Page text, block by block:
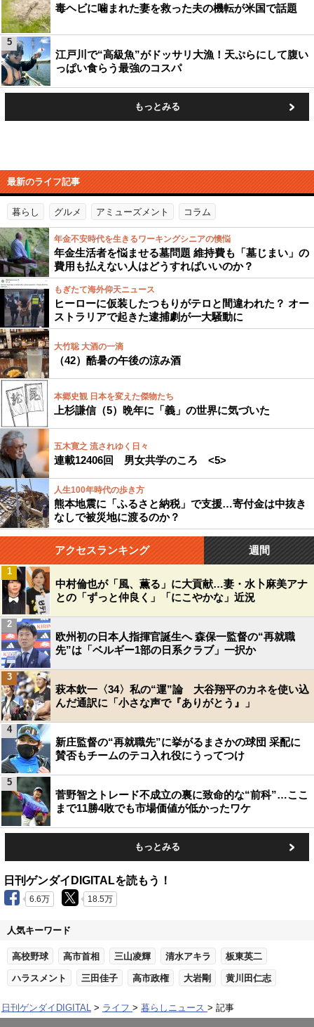
毒ヘビに噛まれた妻を救った夫の機転が米国で話題
江戸川で“高級魚”がドッサリ大漁！天ぷらにして腹い
っぱい食らう最強のコスパ
5
もっとみる
最新のライフ記事
暮らし グルメ アミューズメント コラム
年金不安時代を生きるワーキングシニアの懊悩
年金生活者を悩ませる墓問題 維持費も「墓じまい」の
費用も払えない人はどうすればいいのか？
もぎたて海外仰天ニュース
ヒーローに仮装したつもりがテロと間違われた？ オー
ストラリアで起きた逮捕劇が一大騒動に
大竹聡 大酒の一滴
（42）酷暑の午後の涼み酒
本郷史観 日本を変えた傑物たち
上杉謙信（5）晩年に「義」の世界に気づいた
五木寛之 流されゆく日々
連載12406回 男女共学のころ <5>
人生100年時代の歩き方
熊本地震に「ふるさと納税」で支援…寄付金は中抜き
なしで被災地に渡るのか？
アクセスランキング 週間
中村倫也が「風、薫る」に大貢献…妻・水卜麻美アナ
との「ずっと仲良く」「にこやかな」近況
1
欧州初の日本人指揮官誕生へ 森保一監督の“再就職
先”は「ベルギー1部の日系クラブ」一択か
2
萩本欽一〈34〉私の“運”論 大谷翔平のカネを使い込
んだ通訳に「小さな声で『ありがとう』」
3
新庄監督の“再就職先”に挙がるまさかの球団 采配に
賛否もチームのテコ入れ役にうってつけ
4
菅野智之トレード不成立の裏に致命的な“前科”…ここ
まで11勝4敗でも市場価値が低かったワケ
5
もっとみる
日刊ゲンダイDIGITALを読もう！
6.6万 18.5万
人気キーワード
高校野球 高市首相 三山凌輝 清水アキラ 板東英二
ハラスメント 三田佳子 高市政権 大岩剛 黄川田仁志
日刊ゲンダイDIGITAL ライフ 暮らしニュース 記事